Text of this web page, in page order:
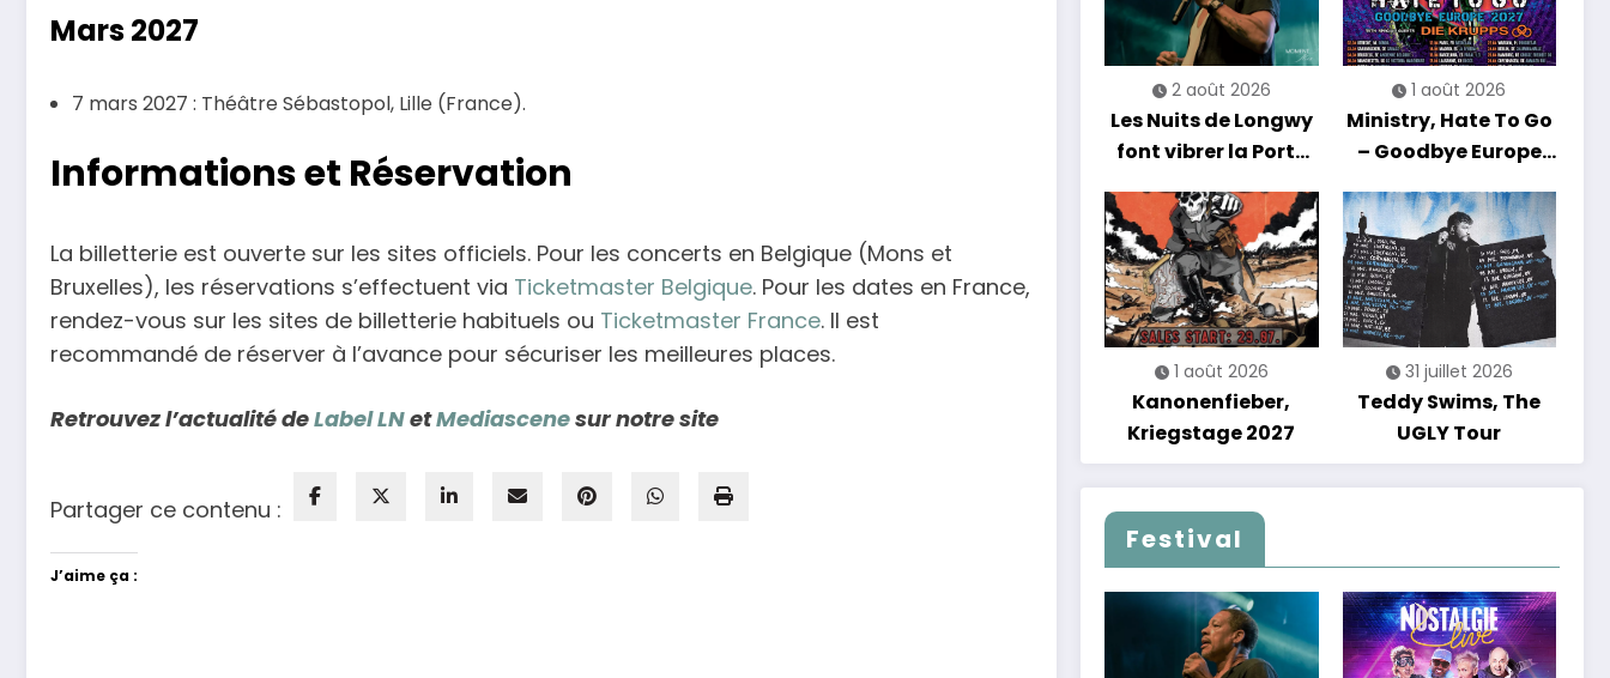
Mars 2027
7 mars 2027 : Théâtre Sébastopol, Lille (France).
Informations et Réservation
La billetterie est ouverte sur les sites officiels. Pour les concerts en Belgique (Mons et
Bruxelles), les réservations s’effectuent via Ticketmaster Belgique. Pour les dates en France,
rendez-vous sur les sites de billetterie habituels ou Ticketmaster France. Il est
recommandé de réserver à l’avance pour sécuriser les meilleures places.
Retrouvez l’actualité deLabel LNetMediascenesur notre site
Partager ce contenu :
J’aime ça :
2 août 2026
Les Nuits de Longwy
font vibrer la Porte
soirée entre
découvertes et
énergie reggae
1 août 2026
Ministry, Hate To Go
– Goodbye Europe
1 août 2026
Kanonenfieber,
Kriegstage 2027
31 juillet 2026
Teddy Swims, The
UGLY Tour
Festival